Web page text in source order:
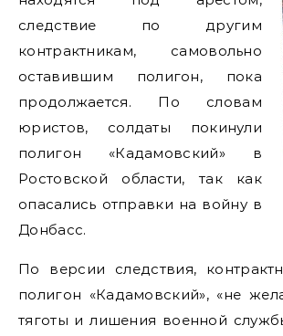
следствие по другим
контрактникам, самовольно
оставившим полигон, пока
продолжается. По словам
юристов, солдаты покинули
полигон «Кадамовский» в
Ростовской области, так как
опасались отправки на войну в
Донбасс.
По версии следствия,
полигон «Кадамовский», «не
тяготы и лишения военной